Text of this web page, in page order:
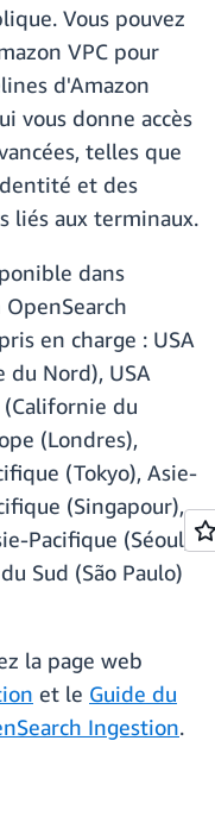
Vous pouvez
VPC pour
d'Amazon
vous donne accès
telles que
et des
liés aux terminaux.
dans
en charge : USA
du Nord), USA
(Californie du
(Londres),
(Tokyo), Asie-
(Singapour),
Pacifique (Séoul),
Sud (São Paulo)
la page web
et le Guide du
Ingestion.